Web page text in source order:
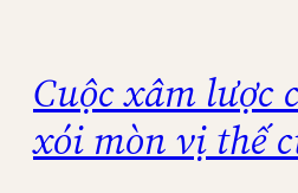
Cuộc xâm lược
xói mòn vị thế